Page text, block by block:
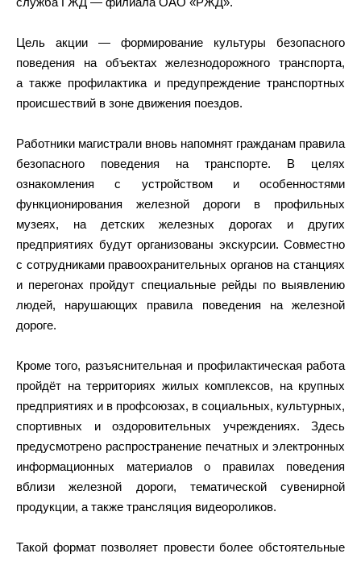
Цель акции — формирование культуры безопасного
поведения на объектах железнодорожного транспорта,
а также профилактика и предупреждение транспортных
происшествий в зоне движения поездов.
Работники магистрали вновь напомнят гражданам правила
безопасного поведения на транспорте. В целях
ознакомления с устройством и особенностями
функционирования железной дороги в профильных
музеях, на детских железных дорогах и других
предприятиях будут организованы экскурсии. Совместно
с сотрудниками правоохранительных органов на станциях
и перегонах пройдут специальные рейды по выявлению
людей, нарушающих правила поведения на железной
дороге.
Кроме того, разъяснительная и профилактическая работа
пройдёт на территориях жилых комплексов, на крупных
предприятиях и в профсоюзах, в социальных, культурных,
спортивных и оздоровительных учреждениях. Здесь
предусмотрено распространение печатных и электронных
информационных материалов о правилах поведения
вблизи железной дороги, тематической сувенирной
продукции, а также трансляция видеороликов.
Такой формат позволяет провести более обстоятельные